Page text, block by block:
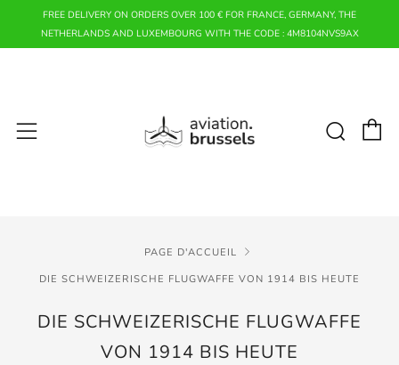
FREE DELIVERY ON ORDERS OVER 100 € FOR FRANCE, GERMANY, THE
NETHERLANDS AND LUXEMBOURG WITH THE CODE : 4M8104NVS9AX
Menu
PAGE D'ACCUEIL
DIE SCHWEIZERISCHE FLUGWAFFE VON 1914 BIS HEUTE
DIE SCHWEIZERISCHE FLUGWAFFE
VON 1914 BIS HEUTE